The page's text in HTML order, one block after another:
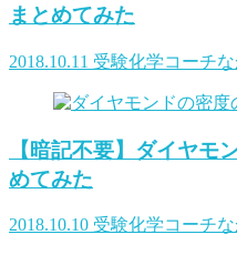
まとめてみた
2018.10.11 受験化学コーチ
【暗記不要】ダイヤモ
めてみた
2018.10.10 受験化学コーチ